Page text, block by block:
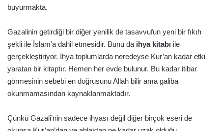
buyurmakta.
Gazalinin getirdiği bir diğer yenilik de tasavvufun yeni bir fıkıh
şekli ile İslam’a dahil etmesidir. Bunu da ihya kitabı ile
gerçekleştiriyor. İhya toplumlarda neredeyse Kur’an kadar etki
yaratan bir kitaptır. Hemen her evde bulunur. Bu kadar itibar
görmesinin sebebi en doğrusunu Allah bilir ama galiba
okunmamasından kaynaklanmaktadır.
Çünkü Gazali’nin sadece ihyası değil diğer birçok eseri de